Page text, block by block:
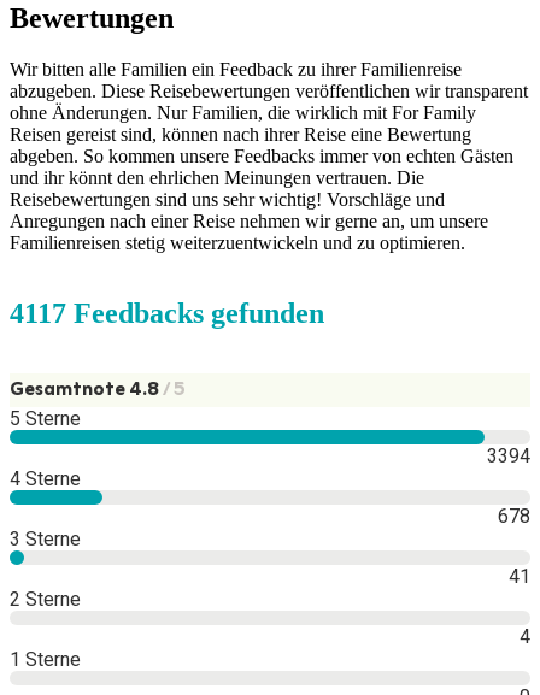
Bewertungen
Wir bitten alle Familien ein Feedback zu ihrer Familienreise
abzugeben. Diese Reisebewertungen veröffentlichen wir transparent
ohne Änderungen. Nur Familien, die wirklich mit For Family
Reisen gereist sind, können nach ihrer Reise eine Bewertung
abgeben. So kommen unsere Feedbacks immer von echten Gästen
und ihr könnt den ehrlichen Meinungen vertrauen. Die
Reisebewertungen sind uns sehr wichtig! Vorschläge und
Anregungen nach einer Reise nehmen wir gerne an, um unsere
Familienreisen stetig weiterzuentwickeln und zu optimieren.
4117 Feedbacks gefunden
Gesamtnote 4.8/ 5
5 Sterne
3394
4 Sterne
678
3 Sterne
41
2 Sterne
4
1 Sterne